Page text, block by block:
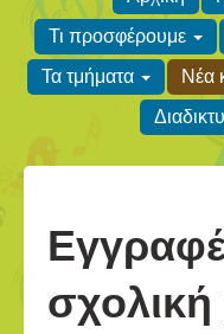
Τι προσφέρουμε
Τα τμήματα
Νέα